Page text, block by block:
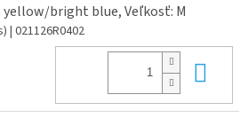
yellow/bright blue, Veľkosť: M
| 021126R0402